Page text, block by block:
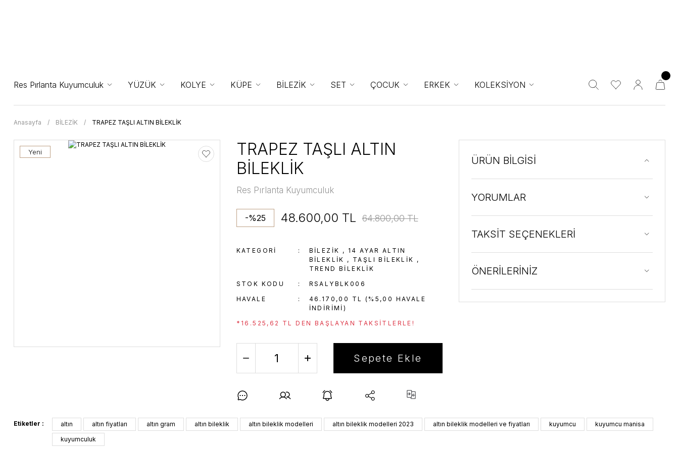
Res Pırlanta Kuyumculuk YÜZÜK KOLYE KÜPE BİLEZİK SET ÇOCUK ERKEK KOLEKSİYON
Anasayfa BİLEZİK TRAPEZ TAŞLI ALTIN BİLEKLİK
Yeni
TRAPEZ TAŞLI ALTIN
BİLEKLİK
Res Pırlanta Kuyumculuk
-%25 48.600,00 TL 64.800,00 TL
KATEGORI BİLEZİK , 14 AYAR ALTIN
BILEKLIK , TAŞLI BILEKLIK ,
TREND BILEKLIK
STOK KODU
RSALYBLK006
HAVALE
46.170,00 TL (%5,00 HAVALE
INDIRIMI)
*16.525,62 TL DEN BAŞLAYAN TAKSITLERLE!
Sepete Ekle
ÜRÜN BİLGİSİ
YORUMLAR
TAKSİT SEÇENEKLERİ
ÖNERİLERİNİZ
Etiketler : altın altın fiyatları altın gram altın bileklik altın bileklik modelleri altın bileklik modelleri 2023 altın bileklik modelleri ve fiyatları kuyumcu
kuyumcu manisa
kuyumculuk